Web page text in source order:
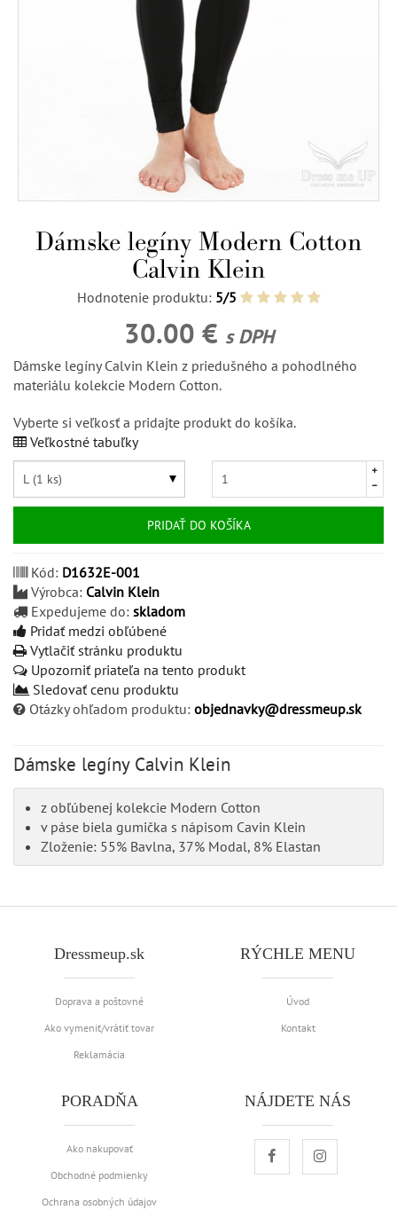
Dámske legíny Modern Cotton
Calvin Klein
Hodnotenie produktu: 5/5
30.00 € s DPH
Dámske legíny Calvin Klein z priedušného a pohodlného
materiálu kolekcie Modern Cotton.
Vyberte si veľkosť a pridajte produkt do košíka.
Veľkostné tabuľky
PRIDAŤ DO KOŠÍKA
Kód: D1632E-001
Výrobca: Calvin Klein
Expedujeme do: skladom
Pridať medzi obľúbené
Vytlačiť stránku produktu
Upozorniť priateľa na tento produkt
Sledovať cenu produktu
Otázky ohľadom produktu: objednavky@dressmeup.sk
Dámske legíny Calvin Klein
z obľúbenej kolekcie Modern Cotton
v páse biela gumička s nápisom Cavin Klein
Zloženie: 55% Bavlna, 37% Modal, 8% Elastan
Dressmeup.sk
Doprava a poštovné
Ako vymeniť/vrátiť tovar
Reklamácia
RÝCHLE MENU
Úvod
Kontakt
PORADŇA
Ako nakupovať
Obchodné podmienky
Ochrana osobných údajov
NÁJDETE NÁS